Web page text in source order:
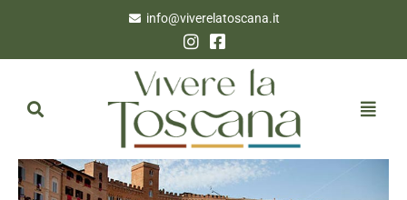
info@viverelatoscana.it